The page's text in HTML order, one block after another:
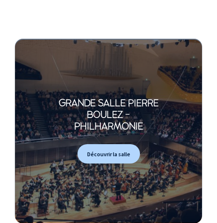
GRANDE SALLE PIERRE
BOULEZ -
PHILHARMONIE
Découvrir la salle